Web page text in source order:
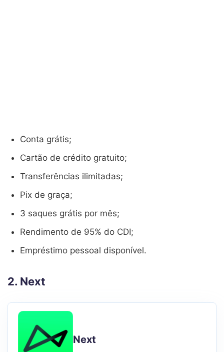
Conta grátis;
Cartão de crédito gratuito;
Transferências ilimitadas;
Pix de graça;
3 saques grátis por mês;
Rendimento de 95% do CDI;
Empréstimo pessoal disponível.
2. Next
Next